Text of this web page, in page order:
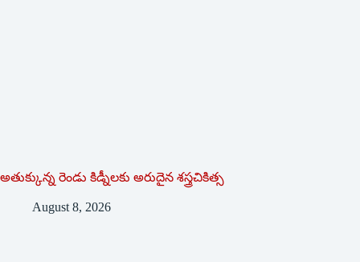
అతుక్కున్న రెండు కిడ్నీలకు అరుదైన శస్త్రచికిత్స
August 8, 2026